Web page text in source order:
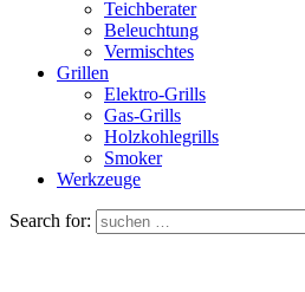
Teichberater
Beleuchtung
Vermischtes
Grillen
Elektro-Grills
Gas-Grills
Holzkohlegrills
Smoker
Werkzeuge
Search for: